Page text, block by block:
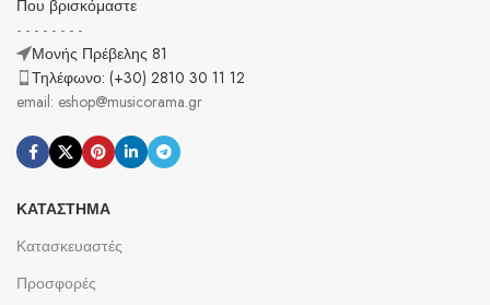
Που βρισκόμαστε
- - - - - - - -
Μονής Πρέβελης 81
Τηλέφωνο: (+30) 2810 30 11 12
email: eshop@musicorama.gr
ΚΑΤΆΣΤΗΜΑ
Κατασκευαστές
Προσφορές